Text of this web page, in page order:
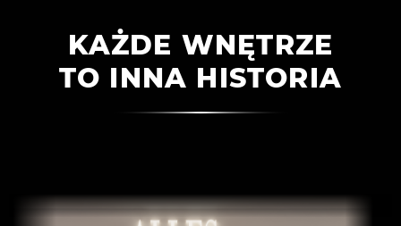
KAŻDE WNĘTRZE
TO INNA HISTORIA